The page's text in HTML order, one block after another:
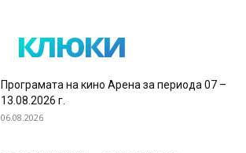
клюки
Програмата на кино Арена за периода 07 –
13.08.2026 г.
06.08.2026